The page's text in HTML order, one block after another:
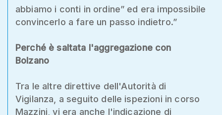
abbiamo i conti in ordine” ed era impossibile
convincerlo a fare un passo indietro.”
Perché è saltata l'aggregazione con
Bolzano
Tra le altre direttive dell'Autorità di
Vigilanza, a seguito delle ispezioni in corso
Mazzini, vi era anche l'indicazione di